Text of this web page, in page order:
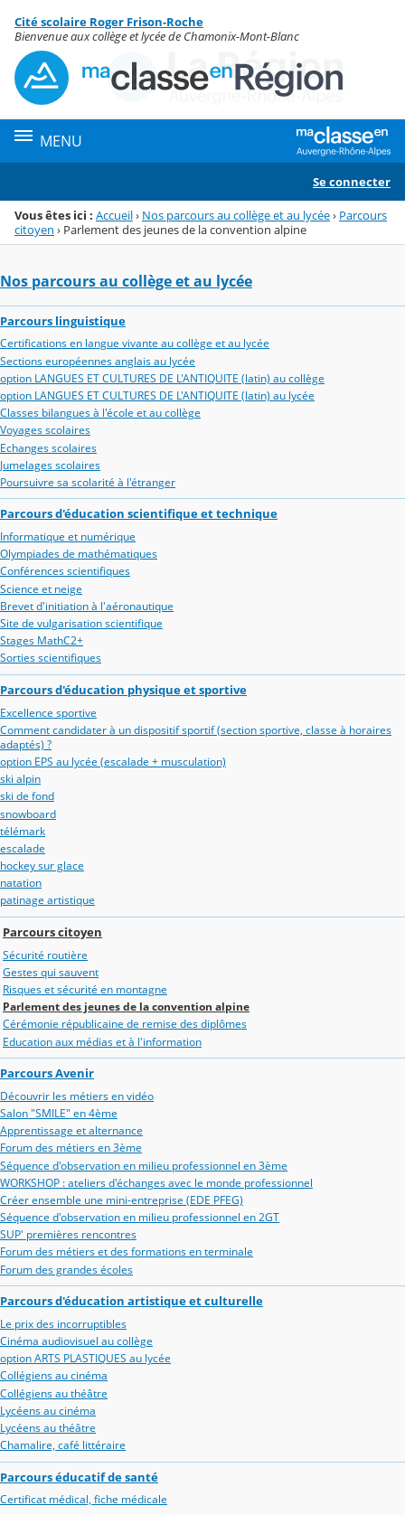
Menu de la rubrique
Contenu
Cité scolaire Roger Frison-Roche
Bienvenue aux collège et lycée de Chamonix-Mont-Blanc
MENU
Se connecter
Vous êtes ici : Accueil› Nos parcours au collège et au lycée› Parcours
citoyen › Parlement des jeunes de la convention alpine
Nos parcours au collège et au lycée
Parcours linguistique
Certifications en langue vivante au collège et au lycée
Sections européennes anglais au lycée
option LANGUES ET CULTURES DE L'ANTIQUITE (latin) au collège
option LANGUES ET CULTURES DE L'ANTIQUITE (latin) au lycée
Classes bilangues à l'école et au collège
Voyages scolaires
Echanges scolaires
Jumelages scolaires
Poursuivre sa scolarité à l'étranger
Parcours d'éducation scientifique et technique
Informatique et numérique
Olympiades de mathématiques
Conférences scientifiques
Science et neige
Brevet d'initiation à l'aéronautique
Site de vulgarisation scientifique
Stages MathC2+
Sorties scientifiques
Parcours d'éducation physique et sportive
Excellence sportive
Comment candidater à un dispositif sportif (section sportive, classe à horaires
adaptés) ?
option EPS au lycée (escalade + musculation)
ski alpin
ski de fond
snowboard
télémark
escalade
hockey sur glace
natation
patinage artistique
Parcours citoyen
Sécurité routière
Gestes qui sauvent
Risques et sécurité en montagne
Parlement des jeunes de la convention alpine
Cérémonie républicaine de remise des diplômes
Education aux médias et à l'information
Parcours Avenir
Découvrir les métiers en vidéo
Salon "SMILE" en 4ème
Apprentissage et alternance
Forum des métiers en 3ème
Séquence d'observation en milieu professionnel en 3ème
WORKSHOP : ateliers d'échanges avec le monde professionnel
Créer ensemble une mini-entreprise (EDE PFEG)
Séquence d'observation en milieu professionnel en 2GT
SUP' premières rencontres
Forum des métiers et des formations en terminale
Forum des grandes écoles
Parcours d'éducation artistique et culturelle
Le prix des incorruptibles
Cinéma audiovisuel au collège
option ARTS PLASTIQUES au lycée
Collégiens au cinéma
Collégiens au théâtre
Lycéens au cinéma
Lycéens au théâtre
Chamalire, café littéraire
Parcours éducatif de santé
Certificat médical, fiche médicale